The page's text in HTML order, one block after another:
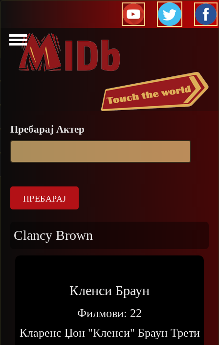
Прескокни
Пребарај Актер
Clancy Brown
Кленси Браун
Филмови: 22
Кларенс Џон "Кленси" Браун Трети